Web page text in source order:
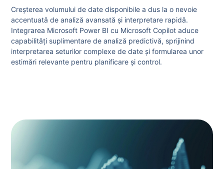
Creșterea volumului de date disponibile a dus la o nevoie
accentuată de analiză avansată și interpretare rapidă.
Integrarea Microsoft Power BI cu Microsoft Copilot aduce
capabilități suplimentare de analiză predictivă, sprijinind
interpretarea seturilor complexe de date și formularea unor
estimări relevante pentru planificare și control.